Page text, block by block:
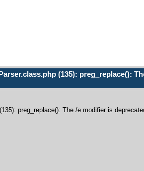
(135): preg_replace():
preg_replace(): The /e modifier is